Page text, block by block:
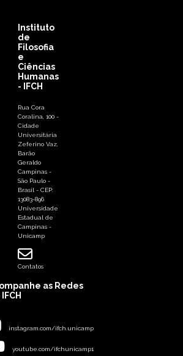
Instituto
de
Filosofia
e
Ciências
Humanas
- IFCH
Rua Cora
Coralina, 100 -
Cidade
Universitária
Zeferino Vaz,
Barão
Geraldo
Campinas -
São Paulo -
Brasil - CEP:
13083-896
Universidade
Estadual de
Campinas -
Unicamp
Contatos
as Redes
instagram.com/ifch.unicamp
youtube.com/ifchunicamp1